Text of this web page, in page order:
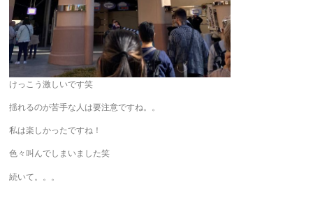
けっこう激しいです笑
揺れるのが苦手な人は要注意ですね。。
私は楽しかったですね！
色々叫んでしまいました笑
続いて。。。